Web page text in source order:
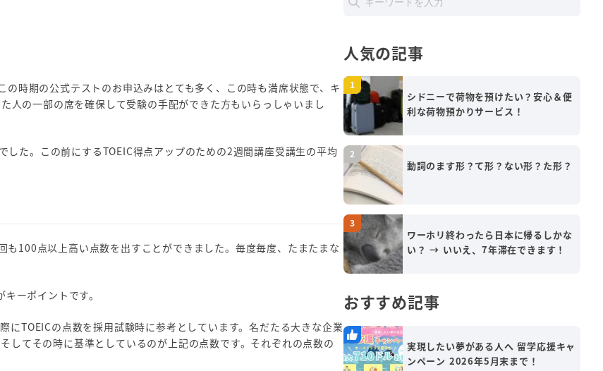
時期の公式テストのお申込みはとても多く、この時も満席状態で、キ
人の一部の席を確保して受験の手配ができた方もいらっしゃいまし
た。この前にするTOEIC得点アップのための2週間講座受講生の平均
100点以上高い点数を出すことができました。毎度毎度、たまたまな
ーポイントです。
TOEICの点数を採用試験時に参考としています。名だたる大きな企業
してその時に基準としているのが上記の点数です。それぞれの点数の
人気の記事
シドニーで荷物を預けたい？安心＆便
利な荷物預かりサービス！
動詞のます形？て形？ない形？た形？
ワーホリ終わったら日本に帰るしかな
い？ → いいえ、7年滞在できます！
おすすめ記事
実現したい夢がある人へ 留学応援キャ
ンペーン 2026年5月末まで！